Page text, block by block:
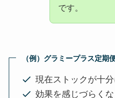
です。
（例）グラミープラス定期
現在ストックが十
効果を感じづらく